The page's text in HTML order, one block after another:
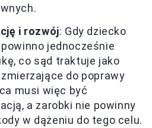
i rozwój: Gdy dziecko
jednocześnie
co sąd traktuje jako
do poprawy
musi więc być
a zarobki nie powinny
w dążeniu do tego celu.